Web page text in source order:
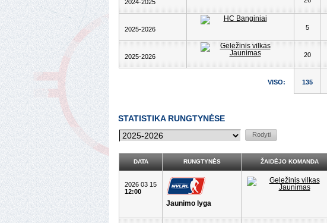
2024-2025
2025-2026 5
2025-2026 20
VISO: 135
STATISTIKA RUNGTYNĖSE
DATA RUNGTYNĖS ŽAIDĖJO KOMANDA
2026 03 15
12:00
Jaunimo lyga